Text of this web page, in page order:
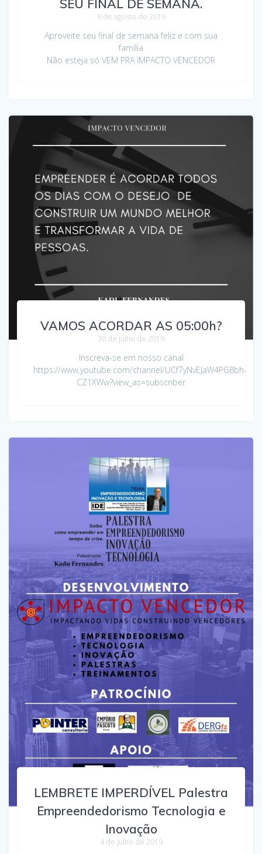
SEU FINAL DE SEMANA.
9 de agosto de 2019
Aproveite seu final de semana feliz e com sua
família
Não esteja só VEM PRA IMPACTO VENCEDOR
VAMOS ACORDAR AS 05:00h?
30 de julho de 2019
Inscreva-se em nosso canal
https://www.youtube.com/channel/UCf7yNvEJaW4PG8bh-
CZ1XWw?view_as=subscriber
LEMBRETE IMPERDÍVEL Palestra
Empreendedorismo Tecnologia e
Inovação
4 de julho de 2019